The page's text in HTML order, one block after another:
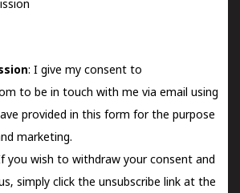
: I give my consent to
to be in touch with me via email using
provided in this form for the purpose
marketing.
you wish to withdraw your consent and
simply click the unsubscribe link at the